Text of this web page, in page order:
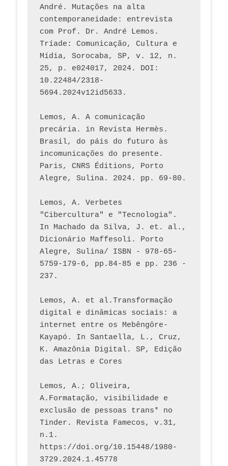
André. Mutações na alta
contemporaneidade: entrevista
com Prof. Dr. André Lemos.
Tríade: Comunicação, Cultura e
Mídia, Sorocaba, SP, v. 12, n.
25, p. e024017, 2024. DOI:
10.22484/2318-
5694.2024v12id5633.
Lemos, A. A comunicação
precária. in Revista Hermès.
Brasil, do páis do futuro às
incomunicações do presente.
Paris, CNRS Éditions, Porto
Lemos, A. Verbetes
"Cibercultura" e "Tecnologia".
In Machado da Silva, J. et. al.,
Dicionário Maffesoli. Porto
Alegre, Sulina/ ISBN - 978-65-
5759-179-6, pp.84-85 e pp. 236 -
237.
Lemos, A. et al.Transformação
digital e dinâmicas sociais: a
internet entre os Mebêngôre-
Kayapó. In Santaella, L., Cruz,
K. Amazônia Digital. SP, Edição
das Letras e Cores
Lemos, A.; Oliveira,
A.Formatação, visibilidade e
exclusão de pessoas trans* no
Tinder. Revista Famecos, v.31,
n.1.
https://doi.org/10.15448/1980-
3729.2024.1.45778